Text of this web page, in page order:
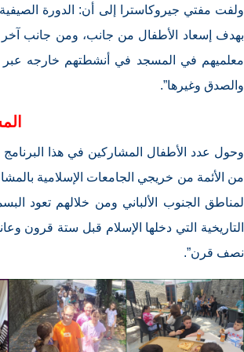
ولفت مفتي جيروكاسترا إلى أن: الدورة
بهدف إسعاد الأطفال من جانب، ومن جانب آخر
معلميهم في المسجد في أنشطتهم خارجه عبر
والصدق وغيرها”.
من الأئمة من خريجي الجامعات الإسلامية
لمناطق الجنوب الألباني ومن خلالهم تعود
التاريخية التي دخلها الإسلام قبل ستة قرون
نصف قرن”.